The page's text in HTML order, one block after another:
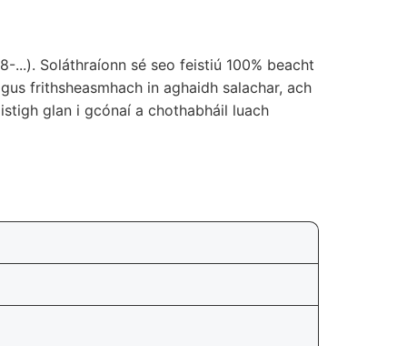
...). Soláthraíonn sé seo feistiú 100% beacht
frithsheasmhach in aghaidh salachar, ach
glan i gcónaí a chothabháil luach